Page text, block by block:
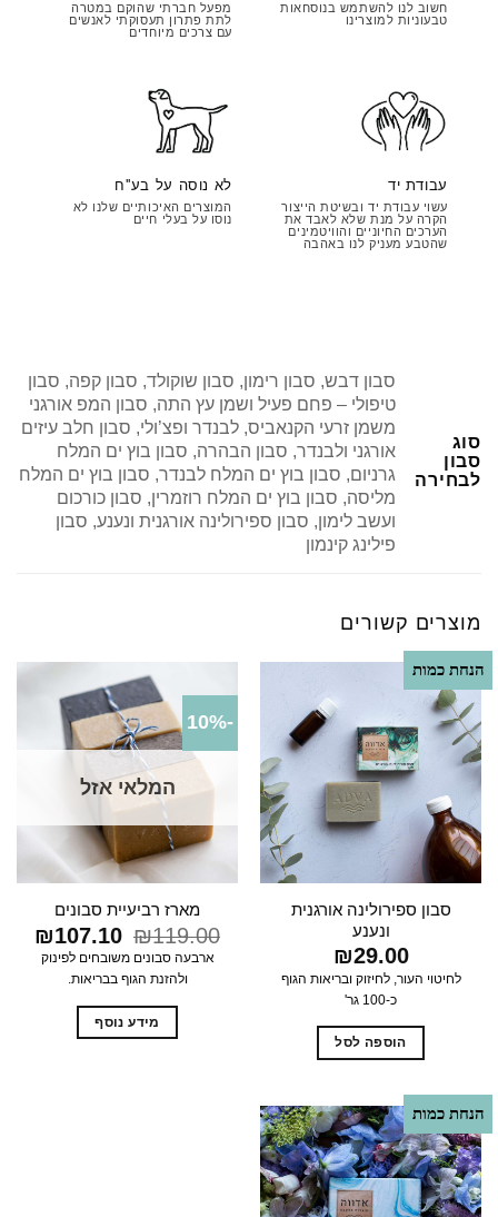
חשוב לנו להשתמש בנוסחאות
טבעוניות למוצרינו
מפעל חברתי שהוקם במטרה
לתת פתרון תעסוקתי לאנשים
עם צרכים מיוחדים
עבודת יד
עשוי עבודת יד ובשיטת הייצור
הקרה על מנת שלא לאבד את
הערכים החיוניים והוויטמינים
שהטבע מעניק לנו באהבה
לא נוסה על בע''ח
המוצרים האיכותיים שלנו לא
נוסו על בעלי חיים
סוג
סבון
לבחירה
סבון דבש, סבון רימון, סבון שוקולד, סבון קפה, סבון
טיפולי – פחם פעיל ושמן עץ התה, סבון המפ אורגני
משמן זרעי הקנאביס, לבנדר ופצ’ולי, סבון חלב עיזים
אורגני ולבנדר, סבון הבהרה, סבון בוץ ים המלח
גרניום, סבון בוץ ים המלח לבנדר, סבון בוץ ים המלח
מליסה, סבון בוץ ים המלח רוזמרין, סבון כורכום
ועשב לימון, סבון ספירולינה אורגנית ונענע, סבון
פילינג קינמון
מוצרים קשורים
הנחת כמות
סבון ספירולינה אורגנית
ונענע
₪29.00
לחיטוי העור, לחיזוק ובריאות הגוף
כ-100 גר'
הוספה לסל
-10%
המלאי אזל
מארז רביעיית סבונים
₪119.00
המחיר
המקורי
היה:
₪119.00.
₪107.10
ארבעה סבונים משובחים לפינוק
ולהזנת הגוף בבריאות.
מידע נוסף
הנחת כמות